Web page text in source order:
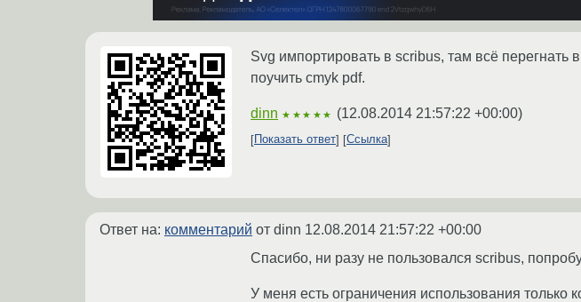
Svg импортировать в scribus, там всё перегнать
поучить cmyk pdf.
dinn ★★★★★ (12.08.2014 21:57:22 +00:00)
Показать ответ Ссылка
Ответ на: комментарий от dinn 12.08.2014 21:57:22 +00:00
Спасибо, ни разу не пользовался scribus,
У меня есть ограничения использования только